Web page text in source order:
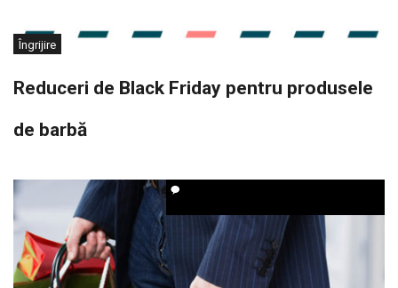
Îngrijire
Reduceri de Black Friday pentru produsele
de barbă